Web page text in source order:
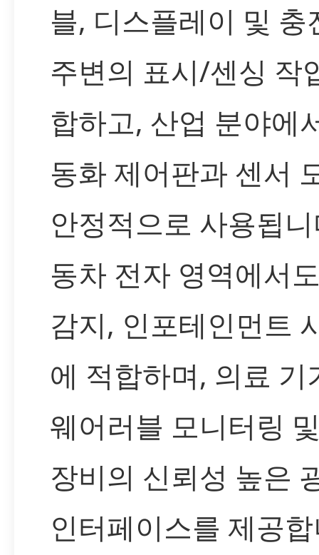
블, 디스플레이 및 충
주변의 표시/센싱 작
합하고, 산업 분야에
동화 제어판과 센서
안정적으로 사용됩
동차 전자 영역에서
감지, 인포테인먼트
에 적합하며, 의료 기
웨어러블 모니터링
장비의 신뢰성 높은
인터페이스를 제공